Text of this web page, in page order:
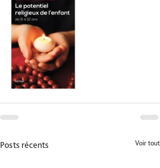
Posts récents Voir tout